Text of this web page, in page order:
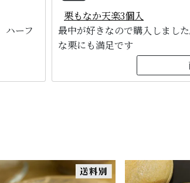
ハーフ
栗もなか天楽3個入
最中が好きなので購入しまし
な栗にも満足です